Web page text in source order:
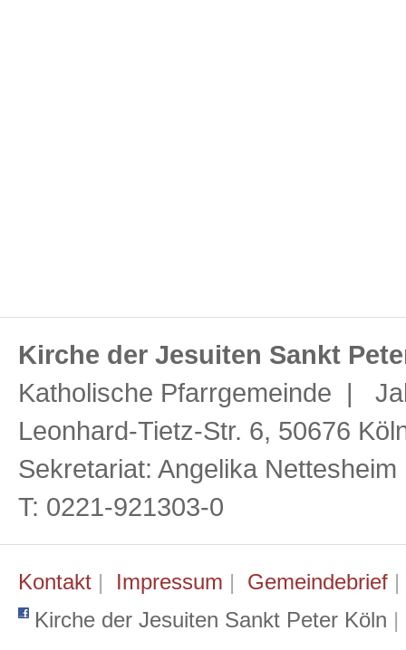
Kirche der Jesuiten Sankt
Katholische Pfarrgemeinde |
Leonhard-Tietz-Str. 6, 50676
Sekretariat: Angelika
T: 0221-921303-0
Kontakt | Impressum | Gemeindebrief
Kirche der Jesuiten Sankt Peter Köln